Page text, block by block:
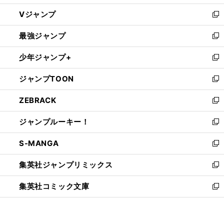
ウ
ィ
ン
ド
ウ
で
開
く
し
い
ウ
ィ
ン
ド
ウ
で
開
く
Vジャンプ
新
し
い
ウ
ィ
ン
ド
ウ
で
開
く
最強ジャンプ
新
し
い
ウ
ィ
ン
ド
ウ
で
開
く
少年ジャンプ+
新
し
い
ウ
ィ
ン
ド
ウ
で
開
く
ジャンプTOON
新
し
い
ウ
ィ
ン
ド
ウ
で
開
く
ZEBRACK
新
し
い
ウ
ィ
ン
ド
ウ
で
開
ジャンプルーキー！
新
し
い
ウ
ィ
ン
ド
ウ
S-MANGA
新
し
い
ウ
ィ
ン
集英社ジャンプリミックス
新
し
い
ウ
集英社コミック文庫
新
し